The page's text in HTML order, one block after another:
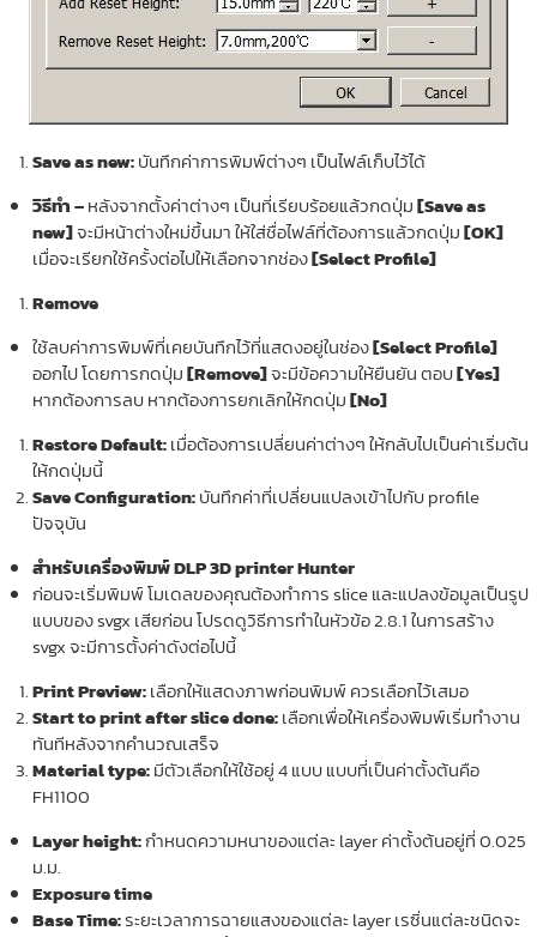
Save as new:บันทึกค่าการพิมพ์ต่างๆ เป็นไฟล์เก็บไว้ได้
วิธีทำ –หลังจากตั้งค่าต่างๆ เป็นที่เรียบร้อยแล้วกดปุ่ม[Save as
new]จะมีหน้าต่างใหม่ขึ้นมา ให้ใส่ชื่อไฟล์ที่ต้องการแล้วกดปุ่ม[OK]
เมื่อจะเรียกใช้ครั้งต่อไปให้เลือกจากช่อง[Select Profile]
Remove
ใช้ลบค่าการพิมพ์ที่เคยบันทึกไว้ที่แสดงอยู่ในช่อง[Select Profile]
ออกไป โดยการกดปุ่ม[Remove]จะมีข้อความให้ยืนยัน ตอบ[Yes]
หากต้องการลบ หากต้องการยกเลิกให้กดปุ่ม[No]
Restore Default:เมื่อต้องการเปลี่ยนค่าต่างๆ ให้กลับไปเป็นค่าเริ่มต้น
ให้กดปุ่มนี้
Save Configuration:บันทึกค่าที่เปลี่ยนแปลงเข้าไปกับ profile
ปัจจุบัน
สำหรับเครื่องพิมพ์ DLP 3D printer Hunter
ก่อนจะเริ่มพิมพ์ โมเดลของคุณต้องทำการ slice และแปลงข้อมูลเป็นรูป
แบบของ svgx เสียก่อน โปรดดูวิธีการทำในหัวข้อ 2.8.1 ในการสร้าง
svgx จะมีการตั้งค่าดังต่อไปนี้
Print Preview:เลือกให้แสดงภาพก่อนพิมพ์ ควรเลือกไว้เสมอ
Start to print after slice done:เลือกเพื่อให้เครื่องพิมพ์เริ่มทำงาน
ทันทีหลังจากคำนวณเสร็จ
Material type:มีตัวเลือกให้ใช้อยู่ 4 แบบ แบบที่เป็นค่าตั้งต้นคือ
FH1100
Layer height:กำหนดความหนาของแต่ละ layer ค่าตั้งต้นอยู่ที่ 0.025
ม.ม.
Exposure time
Base Time:ระยะเวลาการฉายแสงของแต่ละ layer เรซิ่นแต่ละชนิดจะ